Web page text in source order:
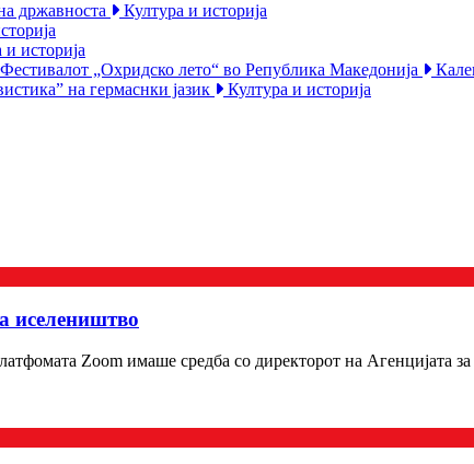
државноста
Култура и историја
и историја
„Охридско лето“ во Република Македонија
на гермаснки јазик
Култура и историја
иселеништво
Zoom имаше средба со директорот на Агенцијата